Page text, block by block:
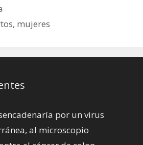
, mujeres
por un virus
al microscopio